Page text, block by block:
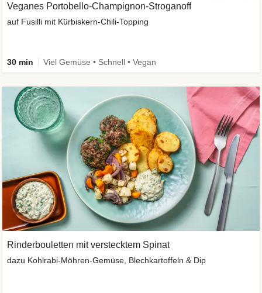
Veganes Portobello-Champignon-Stroganoff
auf Fusilli mit Kürbiskern-Chili-Topping
30 min Viel Gemüse • Schnell • Vegan
Rinderbouletten mit verstecktem Spinat
dazu Kohlrabi-Möhren-Gemüse, Blechkartoffeln & Dip